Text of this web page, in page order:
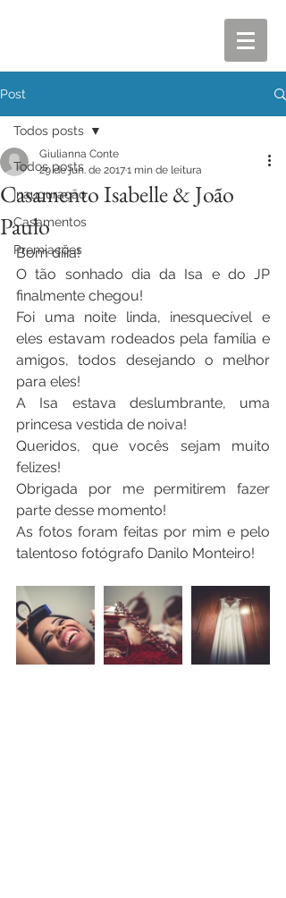
Post
Todos posts
Inauguração
Casamentos
Premiações
Todos posts
Casamento Isabelle & João
Paulo
Giulianna Conte
29 de jun. de 20171 min de leitura
Bom diiia!
O tão sonhado dia da Isa e do JP
finalmente chegou!
Foi uma noite linda, inesquecível e
eles estavam rodeados pela família e
amigos, todos desejando o melhor
para eles!
A Isa estava deslumbrante, uma
princesa vestida de noiva!
Queridos, que vocês sejam muito
felizes!
Obrigada por me permitirem fazer
parte desse momento!
As fotos foram feitas por mim e pelo
talentoso fotógrafo Danilo Monteiro!